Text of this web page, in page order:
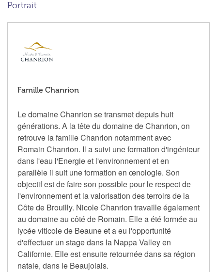
Portrait
Famille Chanrion
Le domaine Chanrion se transmet depuis huit
générations. A la tête du domaine de Chanrion, on
retrouve la famille Chanrion notamment avec
Romain Chanrion. Il a suivi une formation d'ingénieur
dans l'eau l'Energie et l'environnement et en
parallèle il suit une formation en œnologie. Son
objectif est de faire son possible pour le respect de
l'environnement et la valorisation des terroirs de la
Côte de Brouilly. Nicole Chanrion travaille également
au domaine au côté de Romain. Elle a été formée au
lycée viticole de Beaune et a eu l'opportunité
d'effectuer un stage dans la Nappa Valley en
Californie. Elle est ensuite retournée dans sa région
natale, dans le Beaujolais.